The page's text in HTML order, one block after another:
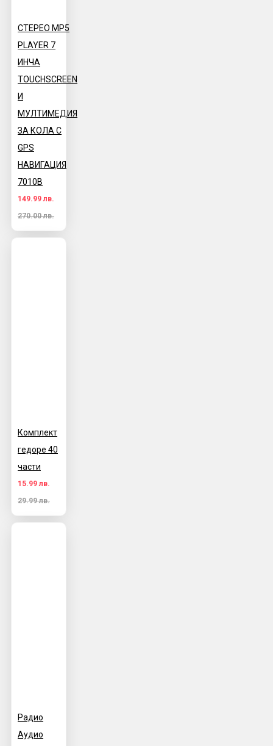
СТЕРЕО MP5
PLAYER 7
ИНЧА
TOUCHSCREEN
И
МУЛТИМЕДИЯ
ЗА КОЛА С
GPS
НАВИГАЦИЯ
7010B
149.99 лв.
270.00 лв.
Комплект
гедоре 40
части
15.99 лв.
29.99 лв.
Радио
Аудио